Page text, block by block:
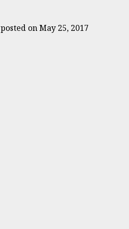
posted on May 25, 2017